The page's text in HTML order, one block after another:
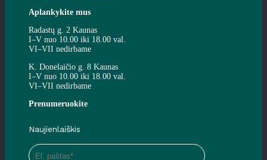
Aplankykite mus
Radastų g. 2 Kaunas
I–V nuo 10.00 iki 18.00 val.
VI–VII nedirbame
K. Donelaičio g. 8 Kaunas
I–V nuo 10.00 iki 18.00 val.
VI–VII nedirbame
Prenumeruokite
Naujienlaiškis